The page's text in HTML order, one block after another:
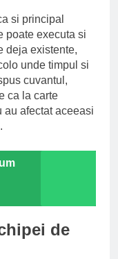
si principal
poate executa si
deja existente,
unde timpul si
cuvantul,
ca la carte
au afectat aceeasi
de